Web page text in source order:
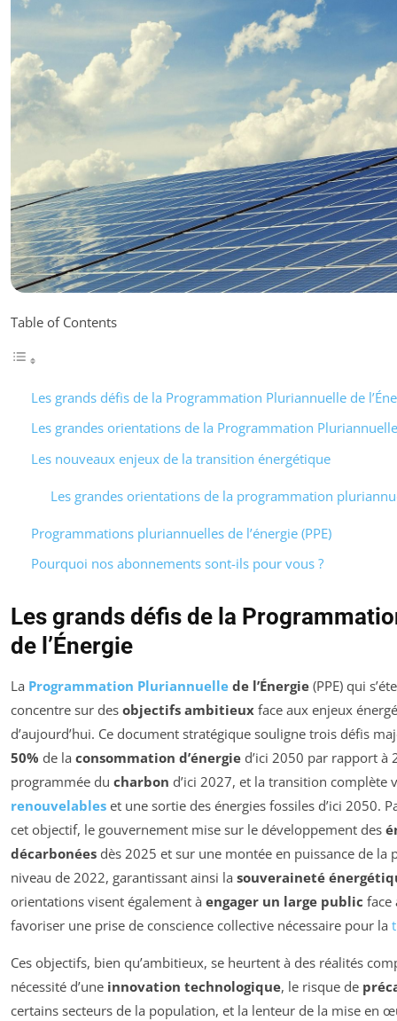
Table of Contents
Les grands défis de la Programmation Pluriannuelle de
Les grandes orientations de la Programmation Pluriannuelle
Les nouveaux enjeux de la transition énergétique
Les grandes orientations de la programmation
Programmations pluriannuelles de l’énergie (PPE)
Pourquoi nos abonnements sont-ils pour vous ?
Les grands défis de la
de l’Énergie
La Programmation Pluriannuelle de l’Énergie (PPE) qui
concentre sur des objectifs ambitieux face aux enjeux
d’aujourd’hui. Ce document stratégique souligne trois défis
50% de la consommation d’énergie d’ici 2050 par rapport à
programmée du charbon d’ici 2027, et la transition complète
renouvelables et une sortie des énergies fossiles d’ici 2050.
cet objectif, le gouvernement mise sur le développement des
décarbonées dès 2025 et sur une montée en puissance de la
niveau de 2022, garantissant ainsi la souveraineté
orientations visent également à engager un large public face
favoriser une prise de conscience collective nécessaire pour la
Ces objectifs, bien qu’ambitieux, se heurtent à des réalités
nécessité d’une innovation technologique, le risque de
certains secteurs de la population, et la lenteur de la mise en